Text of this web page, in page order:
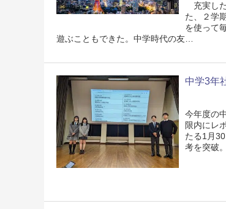
充実し
た、２学
を使って
遊ぶこともできた。中学時代の友…
中学3年
今年度の
限内にレ
たる1月
考を突破